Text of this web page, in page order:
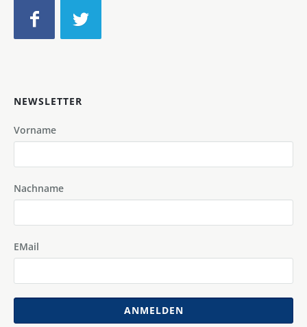
NEWSLETTER
Vorname
Nachname
EMail
ANMELDEN